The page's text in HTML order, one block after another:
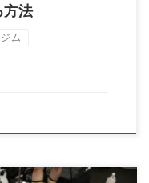
方法
ム